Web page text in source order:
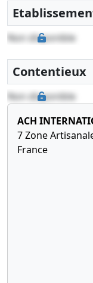
Non disponible
Contentieux
Non disponible
ACH
7 Zone
France